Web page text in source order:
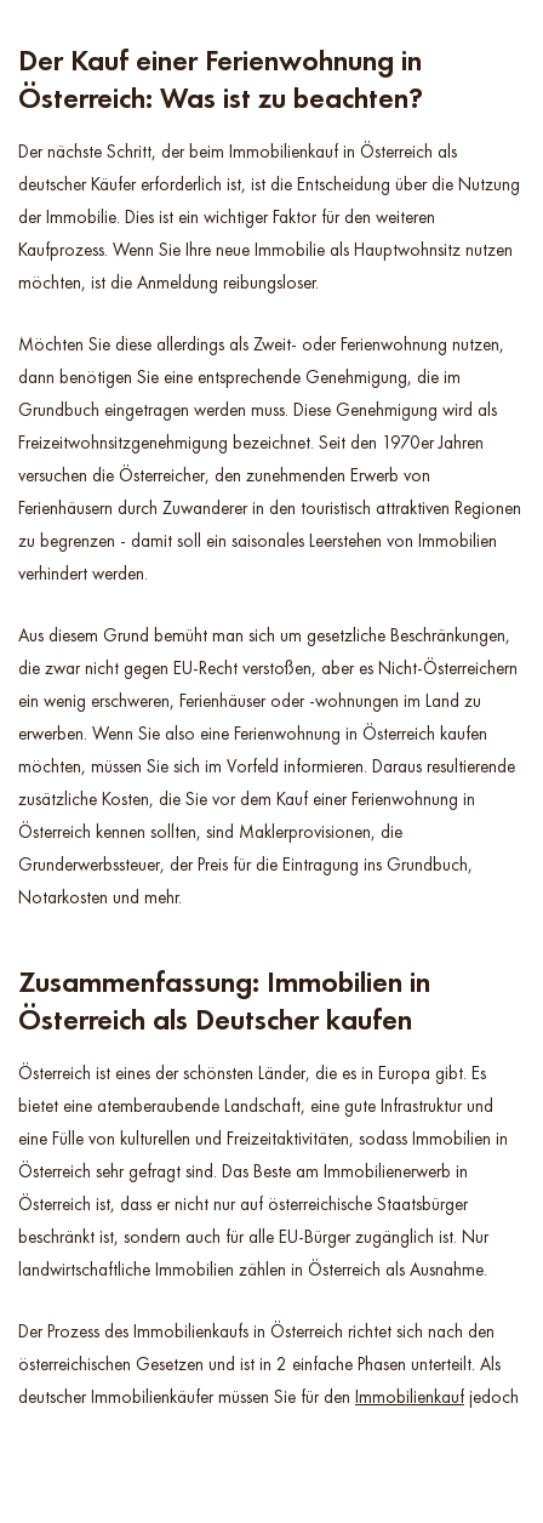
Der Kauf einer Ferienwohnung in
Österreich: Was ist zu beachten?
Der nächste Schritt, der beim Immobilienkauf in Österreich als
deutscher Käufer erforderlich ist, ist die Entscheidung über die Nutzung
der Immobilie. Dies ist ein wichtiger Faktor für den weiteren
Kaufprozess. Wenn Sie Ihre neue Immobilie als Hauptwohnsitz nutzen
möchten, ist die Anmeldung reibungsloser.
Möchten Sie diese allerdings als Zweit- oder Ferienwohnung nutzen,
dann benötigen Sie eine entsprechende Genehmigung, die im
Grundbuch eingetragen werden muss. Diese Genehmigung wird als
Freizeitwohnsitzgenehmigung bezeichnet. Seit den 1970er Jahren
versuchen die Österreicher, den zunehmenden Erwerb von
Ferienhäusern durch Zuwanderer in den touristisch attraktiven Regionen
zu begrenzen - damit soll ein saisonales Leerstehen von Immobilien
verhindert werden.
Aus diesem Grund bemüht man sich um gesetzliche Beschränkungen,
die zwar nicht gegen EU-Recht verstoßen, aber es Nicht-Österreichern
ein wenig erschweren, Ferienhäuser oder -wohnungen im Land zu
erwerben. Wenn Sie also eine Ferienwohnung in Österreich kaufen
möchten, müssen Sie sich im Vorfeld informieren. Daraus resultierende
zusätzliche Kosten, die Sie vor dem Kauf einer Ferienwohnung in
Österreich kennen sollten, sind Maklerprovisionen, die
Grunderwerbssteuer, der Preis für die Eintragung ins Grundbuch,
Notarkosten und mehr.
Zusammenfassung: Immobilien in
Österreich als Deutscher kaufen
Österreich ist eines der schönsten Länder, die es in Europa gibt. Es
bietet eine atemberaubende Landschaft, eine gute Infrastruktur und
eine Fülle von kulturellen und Freizeitaktivitäten, sodass Immobilien in
Österreich sehr gefragt sind. Das Beste am Immobilienerwerb in
Österreich ist, dass er nicht nur auf österreichische Staatsbürger
beschränkt ist, sondern auch für alle EU-Bürger zugänglich ist. Nur
landwirtschaftliche Immobilien zählen in Österreich als Ausnahme.
Der Prozess des Immobilienkaufs in Österreich richtet sich nach den
österreichischen Gesetzen und ist in 2 einfache Phasen unterteilt. Als
deutscher Immobilienkäufer müssen Sie für den Immobilienkauf jedoch